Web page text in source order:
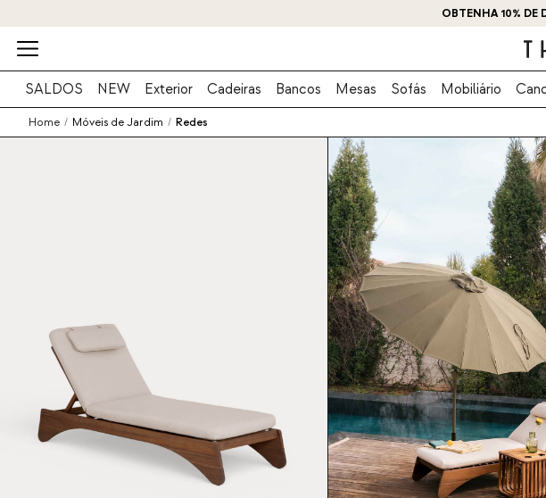
OBTENHA 10% DE
SALDOS NEW Exterior Cadeiras Bancos Mesas Sofás Mobiliário
Home / Móveis de Jardim / Redes